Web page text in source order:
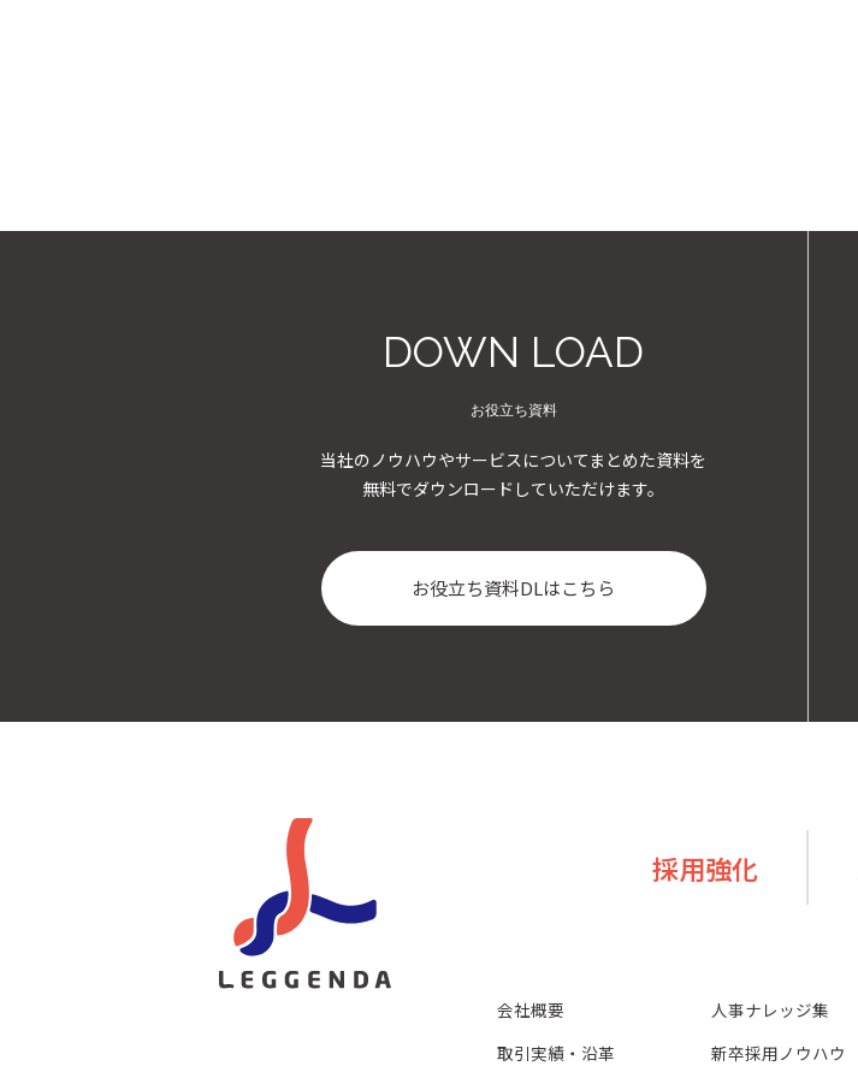
DOWN LOAD
お役立ち資料
当社のノウハウやサービスについてまとめた資料を
無料でダウンロードしていただけます。
お役立ち資料DLはこちら
採用強化
会社概要
取引実績・沿革
人事ナレッジ集
新卒採用ノウハウ